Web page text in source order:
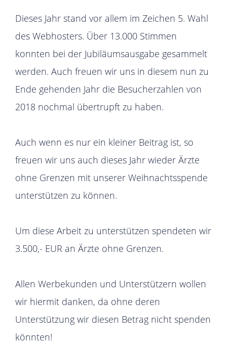
Dieses Jahr stand vor allem im Zeichen 5. Wahl
des Webhosters. Über 13.000 Stimmen
konnten bei der Jubiläumsausgabe gesammelt
werden. Auch freuen wir uns in diesem nun zu
Ende gehenden Jahr die Besucherzahlen von
2018 nochmal übertrupft zu haben.
Auch wenn es nur ein kleiner Beitrag ist, so
freuen wir uns auch dieses Jahr wieder Ärzte
ohne Grenzen mit unserer Weihnachtsspende
unterstützen zu können.
Um diese Arbeit zu unterstützen spendeten wir
3.500,- EUR an Ärzte ohne Grenzen.
Allen Werbekunden und Unterstützern wollen
wir hiermit danken, da ohne deren
Unterstützung wir diesen Betrag nicht spenden
könnten!